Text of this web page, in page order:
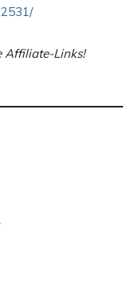
Affiliate-Links!